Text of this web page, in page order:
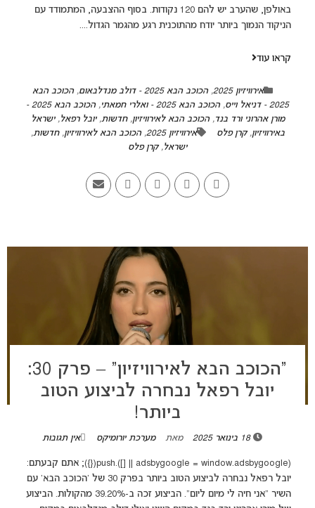
באולפן, שהערב יש להם 120 נקודות. בסוף ההצבעה, המתמודד עם
הניקוד הנמוך ביותר יודח מהתוכנית רגע מהגמר הגדול....
קראו עוד
אירוויזיון 2025 ,הכוכב הבא 2025 - דולב מנדלבאום ,הכוכב הבא
2025 - דניאל וייס
,הכוכב הבא 2025 - ואלרי חמאתי ,
הכוכב הבא 2025 -
מורן אהרוני ורד בנד,הכוכב הבא לאירוויזיון,חדשות,יובל רפאל,ישראל
באירוויזיון,קרן פלס אירוויזיון 2025 ,הכוכב הבא לאירוויזיון,חדשות,
ישראל,קרן פלס
“הכוכב הבא לאירוויזיון” – פרק 30:
יובל רפאל נבחרה לביצוע הטוב
ביותר!
18 בינואר 2025 מאת מערכת יורומיקס אין תגובות
(adsbygoogle = window.adsbygoogle || []).push({}); אתם קבעתם:
יובל רפאל נבחרה לביצוע הטוב ביותר בפרק 30 של 'הכוכב הבא' עם
השיר "אני חיה לי מיום ליום". הביצוע זכה ב-39.20% מהקולות. הביצוע